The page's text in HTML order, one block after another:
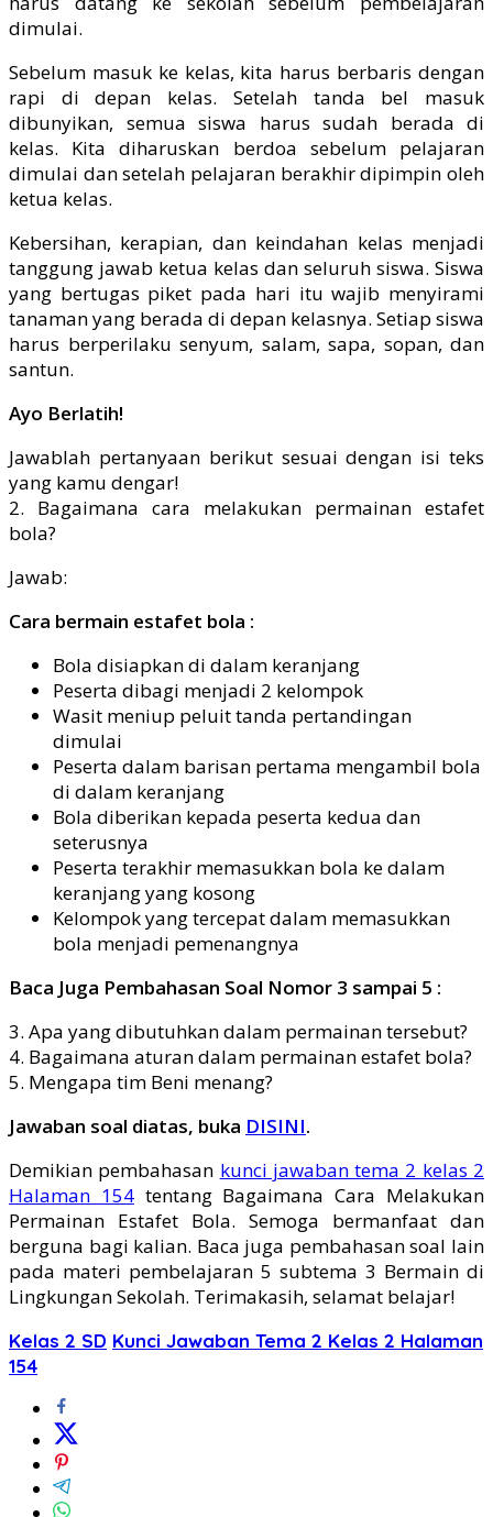
dimulai.
Sebelum masuk ke kelas, kita harus berbaris dengan
rapi di depan kelas. Setelah tanda bel masuk
dibunyikan, semua siswa harus sudah berada di
kelas. Kita diharuskan berdoa sebelum pelajaran
dimulai dan setelah pelajaran berakhir dipimpin oleh
ketua kelas.
Kebersihan, kerapian, dan keindahan kelas menjadi
tanggung jawab ketua kelas dan seluruh siswa. Siswa
yang bertugas piket pada hari itu wajib menyirami
tanaman yang berada di depan kelasnya. Setiap siswa
harus berperilaku senyum, salam, sapa, sopan, dan
santun.
Ayo Berlatih!
Jawablah pertanyaan berikut sesuai dengan isi teks
yang kamu dengar!
2. Bagaimana cara melakukan permainan estafet
bola?
Jawab:
Cara bermain estafet bola :
Bola disiapkan di dalam keranjang
Peserta dibagi menjadi 2 kelompok
Wasit meniup peluit tanda pertandingan
dimulai
Peserta dalam barisan pertama mengambil bola
di dalam keranjang
Bola diberikan kepada peserta kedua dan
seterusnya
Peserta terakhir memasukkan bola ke dalam
keranjang yang kosong
Kelompok yang tercepat dalam memasukkan
bola menjadi pemenangnya
Baca Juga Pembahasan Soal Nomor 3 sampai 5 :
3. Apa yang dibutuhkan dalam permainan tersebut?
4. Bagaimana aturan dalam permainan estafet bola?
5. Mengapa tim Beni menang?
Jawaban soal diatas, buka DISINI.
Demikian pembahasan kunci jawaban tema 2 kelas 2
Halaman 154tentang Bagaimana Cara Melakukan
Permainan Estafet Bola. Semoga bermanfaat dan
berguna bagi kalian. Baca juga pembahasan soal lain
pada materi pembelajaran 5 subtema 3 Bermain di
Lingkungan Sekolah. Terimakasih, selamat belajar!
Kelas 2 SD Kunci Jawaban Tema 2 Kelas 2 Halaman
154